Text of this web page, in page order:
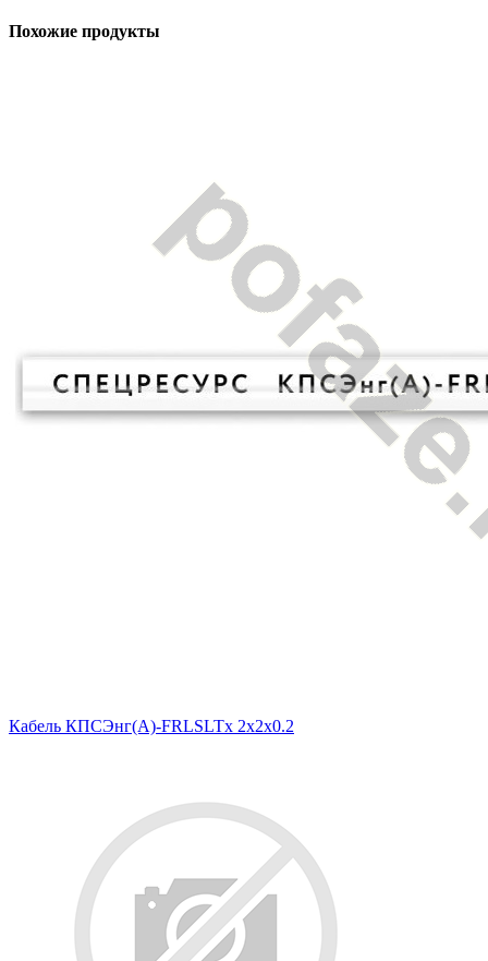
Похожие продукты
Кабель КПСЭнг(А)-FRLSLTx 2x2x0.2